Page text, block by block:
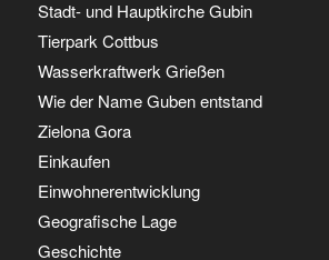
Stadt- und Hauptkirche Gubin
Tierpark Cottbus
Wasserkraftwerk Grießen
Wie der Name Guben entstand
Zielona Gora
Einkaufen
Einwohnerentwicklung
Geografische Lage
Geschichte